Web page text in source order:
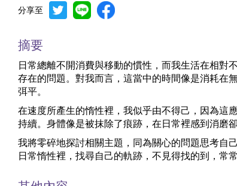
分享至
摘要
日常總離不開消費與移動的慣性，而我生活在相對
存在的問題。對我而言，這當中的時間像是消耗在
弭平。
在速度所產生的惰性裡，我似乎由不得己，因為這
持續。身體像是被抹除了痕跡，在日常裡感到消磨
我將零碎地探討相關主題，同為關心的問題思考自
日常惰性裡，找尋自己的軌跡，不見得找的到，常